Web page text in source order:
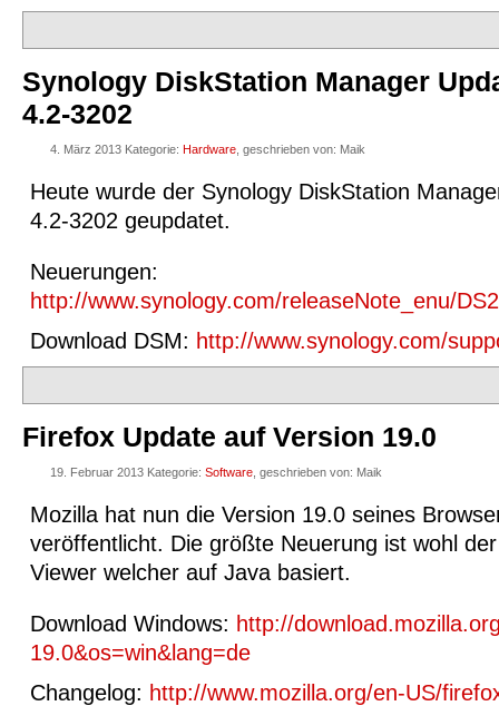
Synology DiskStation Manager
4.2-3202
4. März 2013 Kategorie: Hardware , geschrieben von: Maik
Heute wurde der Synology DiskStation
4.2-3202 geupdatet.
Neuerungen:
http://www.synology.com/releaseNote_enu/
Download DSM: http://www.synology.com/
Firefox Update auf Version 19.0
19. Februar 2013 Kategorie: Software , geschrieben von: Maik
Mozilla hat nun die Version 19.0 seines
veröffentlicht. Die größte Neuerung ist wohl
Viewer welcher auf Java basiert.
Download Windows: http://
19.0&os=win&lang=de
Changelog: http://www.mozilla.org/en-US/